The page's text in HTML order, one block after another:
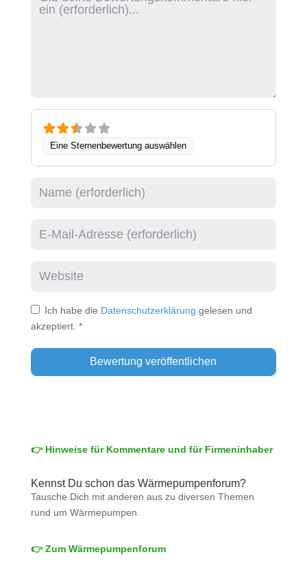
Eine Sternenbewertung auswählen
Ich habe die Datenschutzerklärung gelesen und
akzeptiert. *
👉 Hinweise für Kommentare und für Firmeninhaber
Kennst Du schon das Wärmepumpenforum?
Tausche Dich mit anderen aus zu diversen Themen
rund um Wärmepumpen.
👉 Zum Wärmepumpenforum